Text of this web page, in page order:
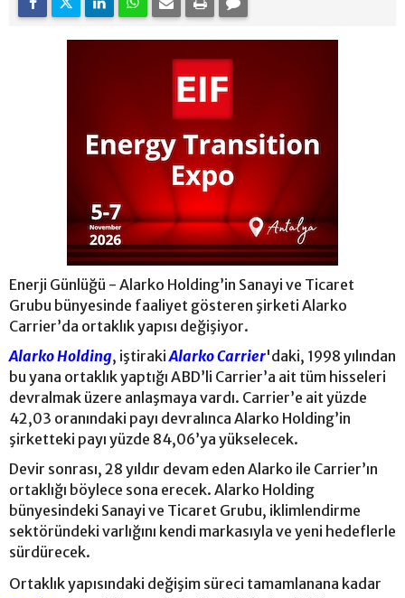
Enerji Günlüğü - Alarko Holding’in Sanayi ve Ticaret
Grubu bünyesinde faaliyet gösteren şirketi Alarko
Carrier’da ortaklık yapısı değişiyor.
Alarko Holding, iştirakiAlarko Carrier'daki, 1998 yılından
bu yana ortaklık yaptığı ABD’li Carrier’a ait tüm hisseleri
devralmak üzere anlaşmaya vardı. Carrier’e ait yüzde
42,03 oranındaki payı devralınca Alarko Holding’in
şirketteki payı yüzde 84,06’ya yükselecek.
Devir sonrası, 28 yıldır devam eden Alarko ile Carrier’ın
ortaklığı böylece sona erecek. Alarko Holding
bünyesindeki Sanayi ve Ticaret Grubu, iklimlendirme
sektöründeki varlığını kendi markasıyla ve yeni hedeflerle
sürdürecek.
Ortaklık yapısındaki değişim süreci tamamlanana kadar